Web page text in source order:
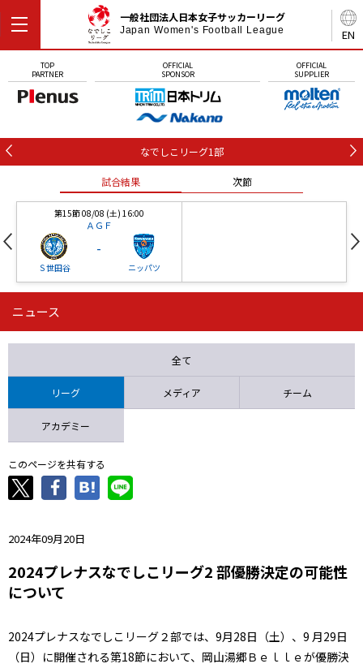
EN
一般社団法人日本女子サッカーリーグ
Japan Women's Football League
TOP
PARTNER
OFFICIAL
SPONSOR
OFFICIAL
SUPPLIER
なでしこリーグ1部
試合結果 次節
第15節 08/08 (土) 16:00
ＡＧＦ
Ｓ世田谷
-
ニッパツ
第16節 09/05 (土) 15:00
ニッパツ 石人の星
ニュース
全て
リーグ メディア チーム
アカデミー
このページを共有する
2024年09月20日
2024プレナスなでしこリーグ2 部優勝決定の可能性
について
2024プレナスなでしこリーグ２部では、9月28日（土）、9 月29日
（日）に開催される第18節において、岡山湯郷Ｂｅｌｌｅが優勝決